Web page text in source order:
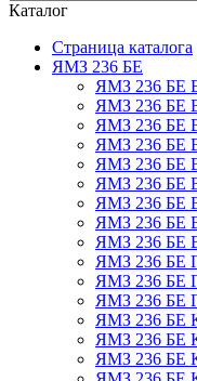
Каталог
Страница каталога
ЯМЗ 236 БЕ
ЯМЗ 236 БЕ
ЯМЗ 236 БЕ
ЯМЗ 236 БЕ
ЯМЗ 236 БЕ
ЯМЗ 236 БЕ
ЯМЗ 236 БЕ
ЯМЗ 236 БЕ
ЯМЗ 236 БЕ
ЯМЗ 236 БЕ
ЯМЗ 236 БЕ
ЯМЗ 236 БЕ
ЯМЗ 236 БЕ
ЯМЗ 236 БЕ
ЯМЗ 236 БЕ
ЯМЗ 236 БЕ